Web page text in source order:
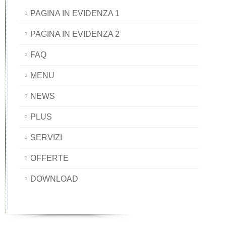
PAGINA IN EVIDENZA 1
PAGINA IN EVIDENZA 2
FAQ
MENU
NEWS
PLUS
SERVIZI
OFFERTE
DOWNLOAD